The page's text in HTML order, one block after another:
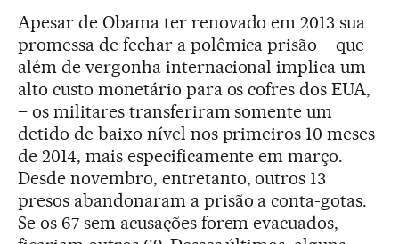
Apesar de Obama ter renovado em 2013 sua
promessa de fechar a polêmica prisão – que
além de vergonha internacional implica um
alto custo monetário para os cofres dos EUA,
– os militares transferiram somente um
detido de baixo nível nos primeiros 10 meses
de 2014, mais especificamente em março.
Desde novembro, entretanto, outros 13
presos abandonaram a prisão a conta-gotas.
Se os 67 sem acusações forem evacuados,